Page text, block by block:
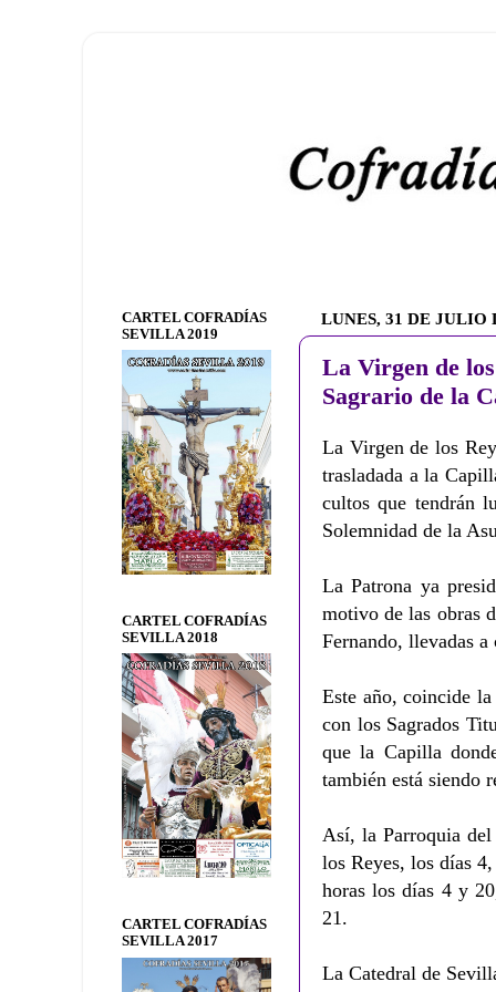
LUNES, 31 DE JULIO
La Virgen de
Sagrario de la
La Virgen de los
trasladada a la
cultos que tendrán
Solemnidad de la
La Patrona ya
motivo de las obras
Fernando, llevadas
Este año, coincide
con los Sagrados
que la Capilla
también está siendo
Así, la Parroquia del
los Reyes, los días
horas los días 4 y
21.
La Catedral de
CARTEL COFRADÍAS
SEVILLA 2019
CARTEL COFRADÍAS
SEVILLA 2018
CARTEL COFRADÍAS
SEVILLA 2017